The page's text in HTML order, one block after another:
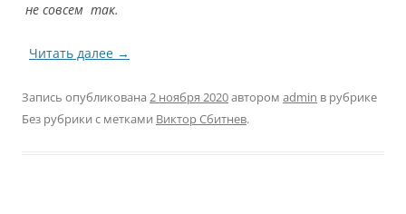
не совсем так.
Читать далее →
Запись опубликована 2 ноября 2020автором admin в рубрике
Без рубрики с метками Виктор Сбитнев.